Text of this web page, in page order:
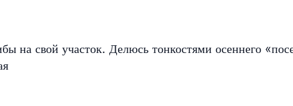
на свой участок. Делюсь тонкостями осеннего